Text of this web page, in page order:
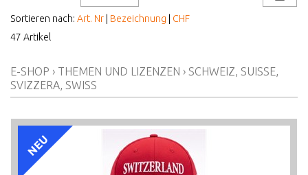
ANZAHL SPIELER
AB WELCHEM ALTER
ALTER AB
PREIS VON BIS
Sortieren nach: Art. Nr Bezeichnung
CHF
47 Artikel
E-SHOP › THEMEN UND LIZENZEN › SCHWEIZ, SUISSE,
SVIZZERA, SWISS
NEU